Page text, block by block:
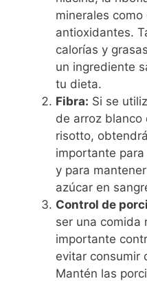
minerales
antioxidantes.
calorías y
un ingrediente
tu dieta.
Fibra: Si se
de arroz blanco
risotto,
importante
y para
azúcar en
Control de
ser una comida
importante
evitar consumir
Mantén las